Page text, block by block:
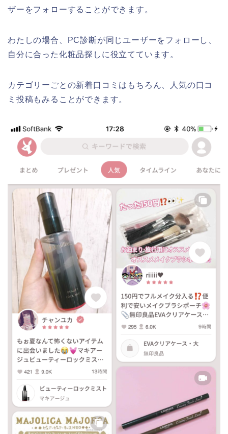
ザーをフォローすることができます。
わたしの場合、PC診断が同じユーザーをフォローし、
自分に合った化粧品探しに役立てています。
カテゴリーごとの新着口コミはもちろん、人気の口コ
ミ投稿もみることができます。